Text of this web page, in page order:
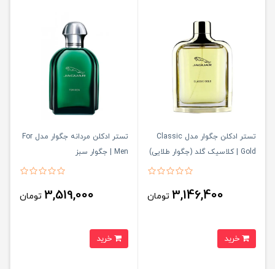
تستر ادکلن جگوار مدل Classic
Gold | کلاسیک گلد (جگوار طلایی)
3,146,400 تومان
تستر ادکلن مردانه جگوار مدل For
Men | جگوار سبز
3,519,000 تومان